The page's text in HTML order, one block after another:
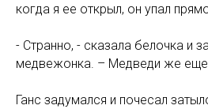
когда я ее открыл, он упал
- Странно, - сказала белочка и
медвежонка. – Медведи же еще
Ганс задумался и почесал